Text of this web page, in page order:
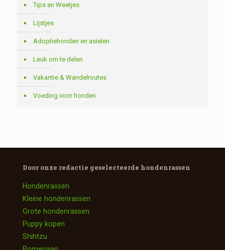
Tips en Weetjes
Lijstjes
Adoptiehonden en asielen
Leuk om te delen
Vakantie & Wandelroutes
Voeding voor honden
Door onze redactie geselecteerde hondenrassen
Hondenrassen
Kleine hondenrassen
Grote hondenrassen
Puppy kopen
Shihtzu